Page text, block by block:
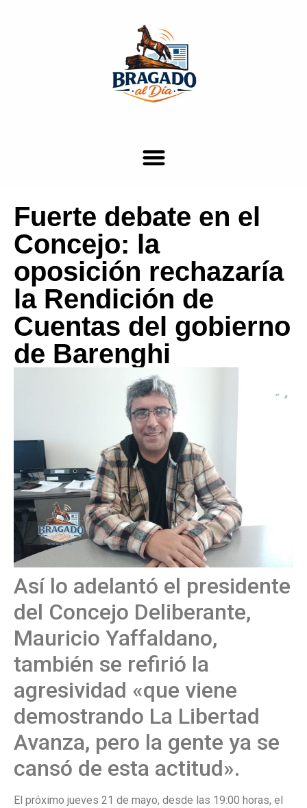
Fuerte debate en el
Concejo: la
oposición rechazaría
la Rendición de
Cuentas del gobierno
de Barenghi
Así lo adelantó el presidente
del Concejo Deliberante,
Mauricio Yaffaldano,
también se refirió la
agresividad «que viene
demostrando La Libertad
Avanza, pero la gente ya se
cansó de esta actitud».
El próximo jueves 21 de mayo, desde las 19:00 horas, el